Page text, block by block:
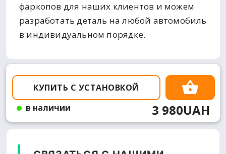
фаркопов для наших клиентов и можем
разработать деталь на любой автомобиль
в индивидуальном порядке.
КУПИТЬ С УСТАНОВКОЙ
в наличии
3 980UAH